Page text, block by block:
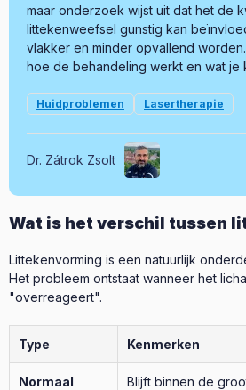
maar onderzoek wijst uit dat het de
littekenweefsel gunstig kan
vlakker en minder opvallend
hoe de behandeling werkt en wat je
Huidproblemen Lasertherapie
Dr. Zátrok Zsolt
Wat is het verschil tussen
Littekenvorming is een natuurlijk
Het probleem ontstaat wanneer het
"overreageert".
Type Kenmerken
Normaal
Blijft binnen de